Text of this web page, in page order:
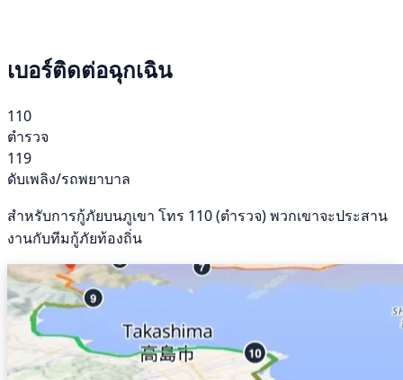
เบอร์ติดต่อฉุกเฉิน
110
ตำรวจ
119
ดับเพลิง/รถพยาบาล
สำหรับการกู้ภัยบนภูเขา โทร 110 (ตำรวจ) พวกเขาจะประสาน
งานกับทีมกู้ภัยท้องถิ่น